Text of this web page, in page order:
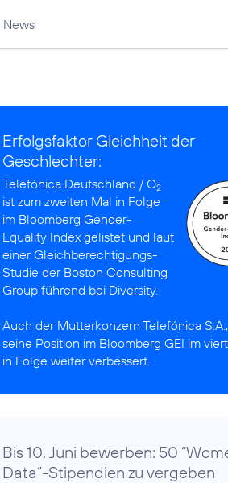
News
Erfolgsfaktor Gleichheit der
Geschlechter:
Telefónica Deutschland / O2
istzum zweiten Mal in Folge
im Bloomberg Gender-
Equality Index gelistet und laut
einer Gleich­berechti­gungs-
Studie der Boston Consulting
Groupführend bei Diversity.
Auch der MutterkonzernTelefónica
seine Position im Bloomberg GEI im
in Folge weiter verbessert.
Bis 10. Juni bewerben: 50
Data”-Stipendien zu vergeben